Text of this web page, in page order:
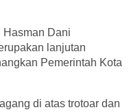
Hasman Dani
lanjutan
Pemerintah Kota
di atas trotoar dan